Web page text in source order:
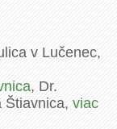
v Lučenec,
, Dr.
Štiavnica,viac